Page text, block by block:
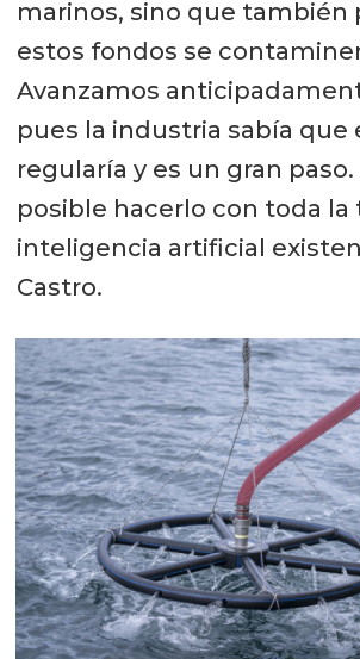
marinos, sino que también
estos fondos se
Avanzamos
pues la industria sabía que
regularía y es un gran
posible hacerlo con toda la
inteligencia artificial
Castro.